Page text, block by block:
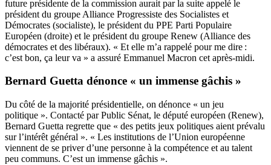
future présidente de la commission aurait par la suite appelé le
président du groupe Alliance Progressiste des Socialistes et
Démocrates (socialiste), le président du PPE Parti Populaire
Européen (droite) et le président du groupe Renew (Alliance des
démocrates et des libéraux). « Et elle m’a rappelé pour me dire :
c’est bon, ça leur va » a assuré Emmanuel Macron cet après-midi.
Bernard Guetta dénonce « un immense gâchis »
Du côté de la majorité présidentielle, on dénonce « un jeu
politique ». Contacté par Public Sénat, le député européen (Renew),
Bernard Guetta regrette que « des petits jeux politiques aient prévalu
sur l’intérêt général ». « Les institutions de l’Union européenne
viennent de se priver d’une personne à la compétence et au talent
peu communs. C’est un immense gâchis ».